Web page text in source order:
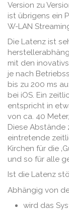
Version zu
ist übrigens ein
W-LAN
Die Latenz ist
mit den
je nach
bis zu 200 ms
bei iOS. Ein
entspricht in
von ca. 40
Diese Abstände
eintretende
Kirchen für die
und so für alle
Ist die Latenz
Abhängig von
wird das